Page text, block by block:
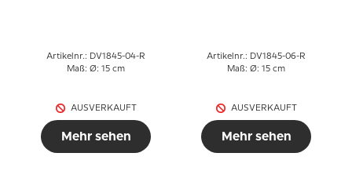
Artikelnr.: DV1845-04-R
Maß: Ø: 15 cm
AUSVERKAUFT
Mehr sehen
Artikelnr.: DV1845-06-R
Maß: Ø: 15 cm
AUSVERKAUFT
Mehr sehen